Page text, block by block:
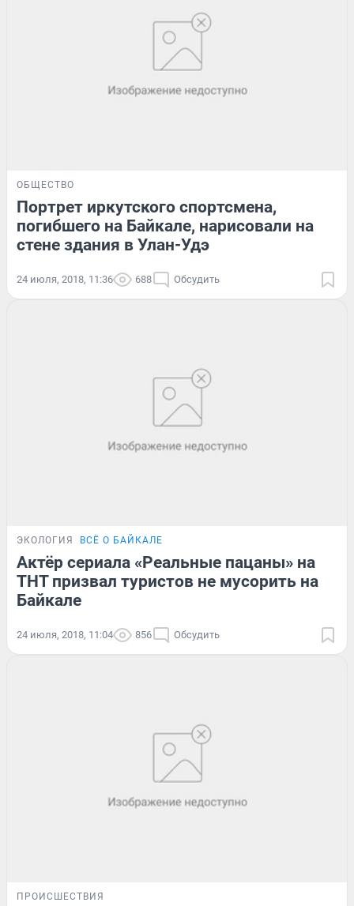
ОБЩЕСТВО
Портрет иркутского спортсмена,
погибшего на Байкале, нарисовали на
стене здания в Улан-Удэ
24 июля, 2018, 11:36 688 Обсудить
ЭКОЛОГИЯ ВСЁ О БАЙКАЛЕ
Актёр сериала «Реальные пацаны» на
ТНТ призвал туристов не мусорить на
Байкале
24 июля, 2018, 11:04 856 Обсудить
ПРОИСШЕСТВИЯ